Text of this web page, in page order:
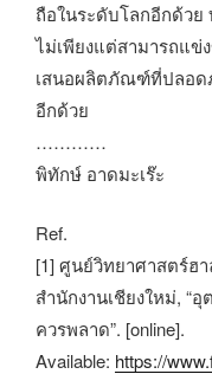
ถือในระดับโลกอีกด้ว
ไม่เพียงแต่สามารถแข่
เสนอผลิตภัณฑ์ที่ปลอด
อีกด้วย
…………
พิทักษ์ อาดมะเร๊ะ
Ref.
[1] ศูนย์วิทยาศาสตร์ฮ
สำนักงานเชียงใหม่, “
ควรพลาด”. [online].
Available: https://